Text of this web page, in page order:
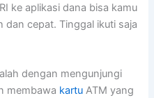
ke aplikasi dana bisa kamu
dan cepat. Tinggal ikuti saja
dengan mengunjungi
membawa kartu ATM yang